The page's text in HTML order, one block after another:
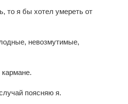
то я бы хотел умереть от
невозмутимые,
кармане.
поясняю я.